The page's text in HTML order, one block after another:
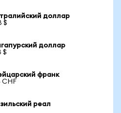
доллар
$
доллар
$
франк
CHF
реал